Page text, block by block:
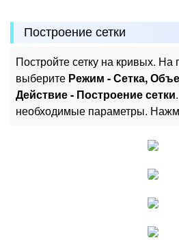
Построение сетки
Постройте сетку на кривых. На
выберите Режим - Сетка,
Действие - Построение сетки
необходимые параметры.